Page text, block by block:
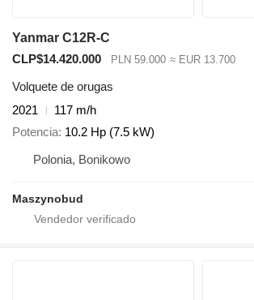
Yanmar C12R-C
CLP$14.420.000
PLN 59.000 ≈ EUR 13.700
Volquete de orugas
2021
117 m/h
Potencia 10.2 Hp (7.5 kW)
Polonia, Bonikowo
Maszynobud